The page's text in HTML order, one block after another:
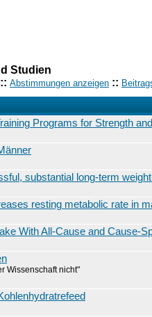
Studien
:: Abstimmungen anzeigen ::
Programs for Strength
substantial long-term
resting metabolic rate in
With All-Cause and Cause-
Wissenschaft nicht"